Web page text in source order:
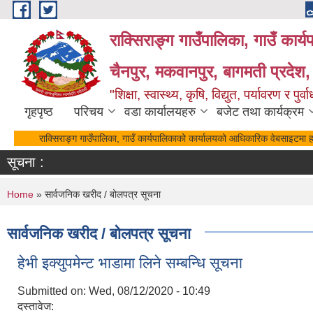
Skip to main content
राक्सिराङ्ग गाउँपालिका, गाउँ
चैनपुर, मकवानपुर, बागमती
"शिक्षा, स्वास्थ्य, कृषि, विद्युत, पर्यावरण र
गृहपृष्ठ परिचय वडा कार्यालयहरु बजेट तथा कार्यक्रम
राक्सिराङ्ग गाउँपालिका, गाउँ कार्यपालिकाको कार्यालयको आधिकारिक
सूचना :
You are here
Home » सार्वजनिक खरीद / बोलपत्र सूचना
सार्वजनिक खरीद / बोलपत्र सूचना
हेभी इक्युपमेन्ट भाडामा लिने सम्बन्धि सूचना
Submitted on: Wed, 08/12/2020 - 10:49
दस्तावेज: